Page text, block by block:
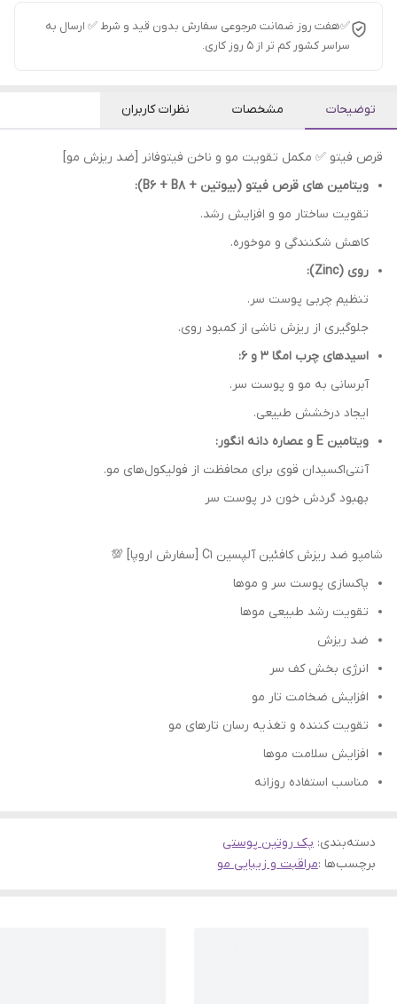
✅هفت روز ضمانت مرجوعی سفارش بدون قید و شرط ✅ ارسال به
سراسر کشور کم تر از 5 روز کاری.
توضیحات مشخصات نظرات کاربران
قرص فیتو ✅ مکمل تقویت مو و ناخن فیتوفانر [ضد ریزش مو]
ویتامین های قرص فیتو (بیوتین + B6 + B8):
تقویت ساختار مو و افزایش رشد.
کاهش شکنندگی و موخوره.
روی (Zinc):
تنظیم چربی پوست سر.
جلوگیری از ریزش ناشی از کمبود روی.
اسیدهای چرب امگا 3 و 6:
آبرسانی به مو و پوست سر.
ایجاد درخشش طبیعی.
ویتامین E و عصاره دانه انگور:
آنتی‌اکسیدان قوی برای محافظت از فولیکول‌های مو.
بهبود گردش خون در پوست سر
شامپو ضد ریزش کافئین آلپسین C1 [سفارش اروپا] 💯
پاکسازی پوست سر و موها
تقویت رشد طبیعی موها
ضد ریزش
انرژی بخش کف سر
افزایش ضخامت تار مو
تقویت کننده و تغذیه رسان تارهای مو
افزایش سلامت موها
مناسب استفاده روزانه
دسته‌بندی: پک روتین پوستی
برچسب‌ها :مراقبت و زیبایی مو